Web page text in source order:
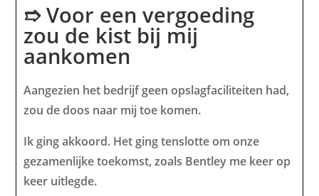
➱ Voor een vergoeding
zou de kist bij mij
aankomen
Aangezien het bedrijf geen opslagfaciliteiten had,
zou de doos naar mij toe komen.
Ik ging akkoord. Het ging tenslotte om onze
gezamenlijke toekomst, zoals Bentley me keer op
keer uitlegde.